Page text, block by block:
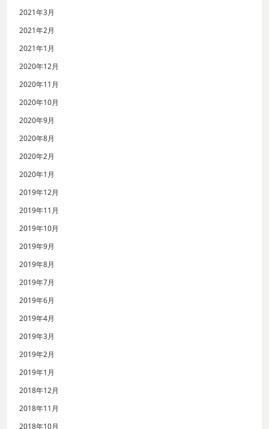
2021年3月
2021年2月
2021年1月
2020年12月
2020年11月
2020年10月
2020年9月
2020年8月
2020年2月
2020年1月
2019年12月
2019年11月
2019年10月
2019年9月
2019年8月
2019年7月
2019年6月
2019年4月
2019年3月
2019年2月
2019年1月
2018年12月
2018年11月
2018年10月